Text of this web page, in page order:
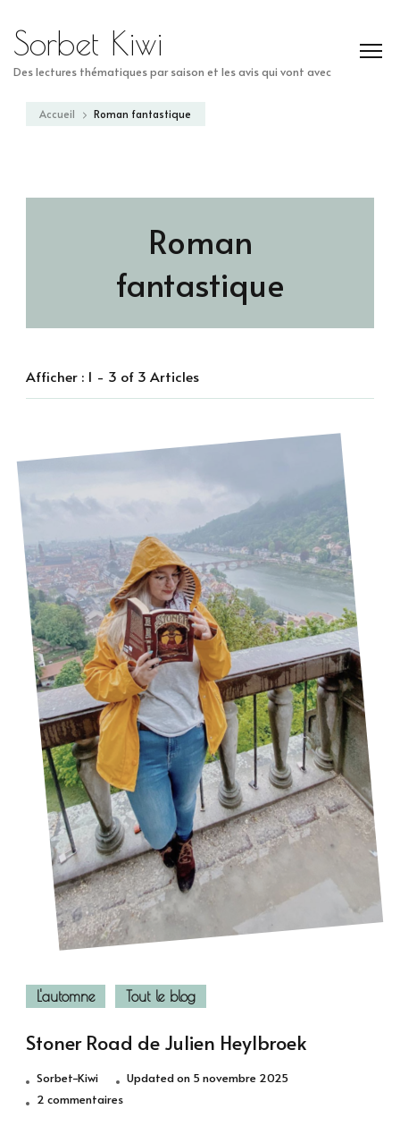
Sorbet Kiwi
Des lectures thématiques par saison et les avis qui vont avec
Accueil Roman fantastique
Roman
fantastique
Afficher : 1 - 3 of 3 Articles
L'automne Tout le blog
Stoner Road de Julien Heylbroek
Sorbet-Kiwi Updated on 5 novembre 2025
2 commentairessur